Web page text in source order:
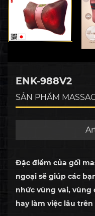
ENK-988V2
SẢN PHẨM
Đặc điểm của gối
ngoại sẽ giúp các
nhức vùng vai,
hay làm việc lâu